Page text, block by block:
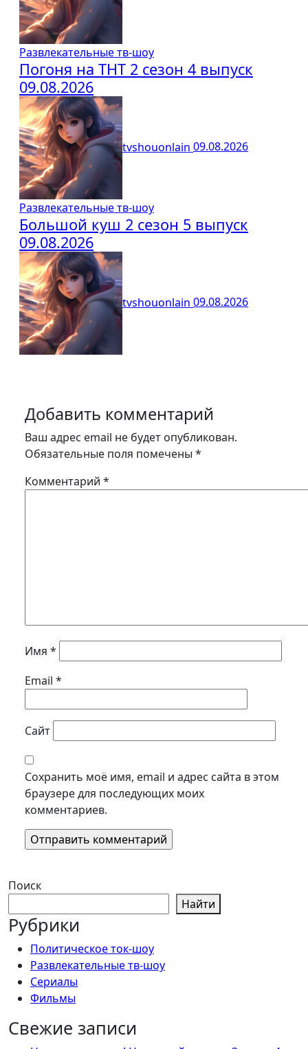
Развлекательные тв-шоу
Погоня на ТНТ 2 сезон 4 выпуск
09.08.2026
tvshouonlain 09.08.2026
Развлекательные тв-шоу
Большой куш 2 сезон 5 выпуск
09.08.2026
tvshouonlain 09.08.2026
Добавить комментарий
Ваш адрес email не будет опубликован.
Обязательные поля помечены *
Комментарий *
Имя *
Email *
Сайт
Сохранить моё имя, email и адрес сайта в этом
браузере для последующих моих
комментариев.
Поиск
Найти
Рубрики
Политическое ток-шоу
Развлекательные тв-шоу
Сериалы
Фильмы
Свежие записи